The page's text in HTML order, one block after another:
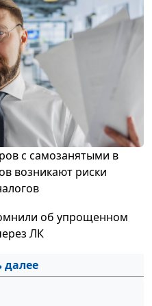
с самозанятыми в
возникают риски
об упрощенном
ЛК
далее